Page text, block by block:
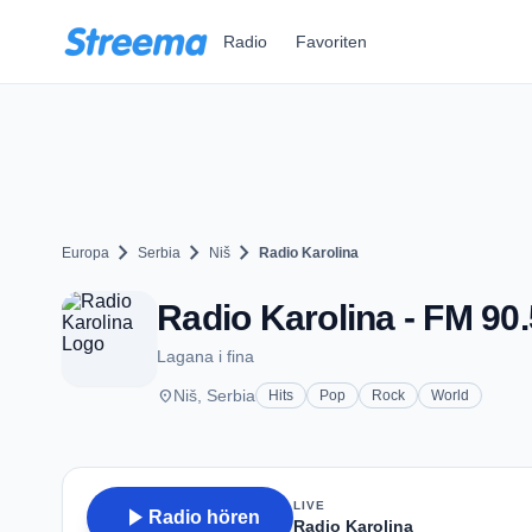
Radio Favoriten
Europa chevron_right Serbia chevron_right Niš chevron_right Radio Karolina
Radio Karolina - FM
Lagana i fina
placeNiš, Serbia Hits Pop Rock World
play_arrow Radio hören
LIVE
Radio Karolina